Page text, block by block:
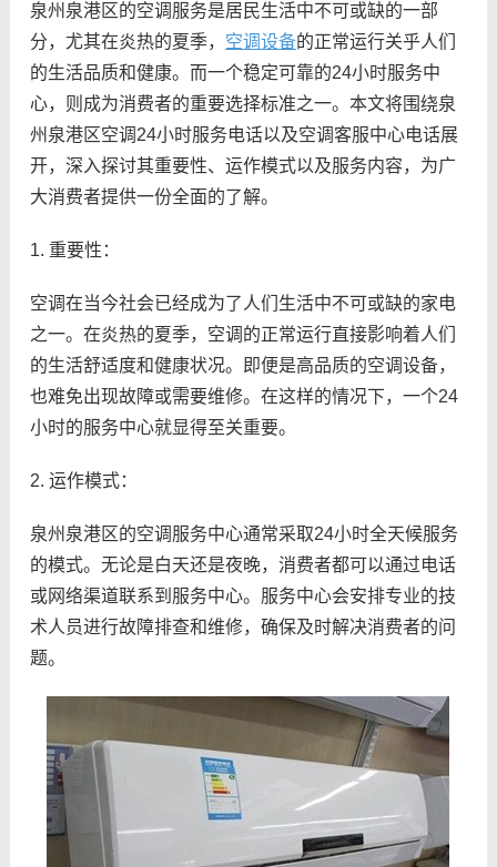
泉州泉港区的空调服务是居民生活中不可或缺的一部
分，尤其在炎热的夏季， 空调设备的正常运行关乎人们
的生活品质和健康。而一个稳定可靠的24小时服务中
心，则成为消费者的重要选择标准之一。本文将围绕泉
州泉港区空调24小时服务电话以及空调客服中心电话展
开，深入探讨其重要性、运作模式以及服务内容，为广
大消费者提供一份全面的了解。
1. 重要性：
空调在当今社会已经成为了人们生活中不可或缺的家电
之一。在炎热的夏季，空调的正常运行直接影响着人们
的生活舒适度和健康状况。即便是高品质的空调设备，
也难免出现故障或需要维修。在这样的情况下，一个24
小时的服务中心就显得至关重要。
2. 运作模式：
泉州泉港区的空调服务中心通常采取24小时全天候服务
的模式。无论是白天还是夜晚，消费者都可以通过电话
或网络渠道联系到服务中心。服务中心会安排专业的技
术人员进行故障排查和维修，确保及时解决消费者的问
题。